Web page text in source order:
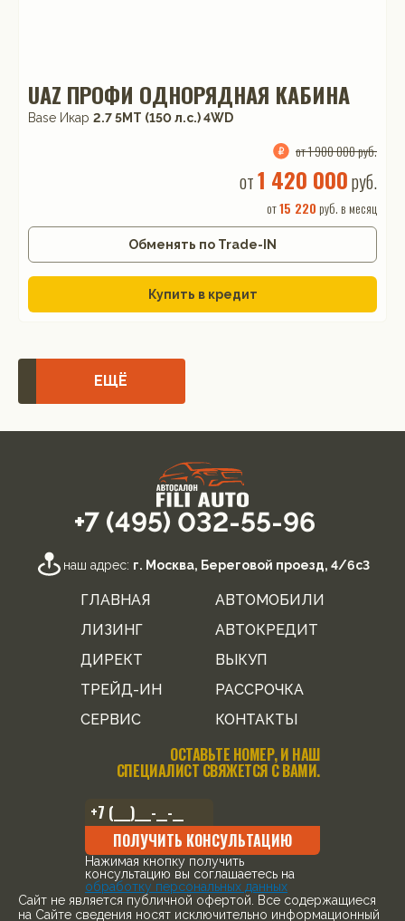
UAZ ПРОФИ ОДНОРЯДНАЯ КАБИНА
Base Икар 2.7 5MT (150 л.с.) 4WD
от 1 900 000 руб.
от1 420 000руб.
от15 220 руб. в месяц
Обменять по Trade-IN
Купить в кредит
ЕЩЁ
+7 (495) 032-55-96
наш адрес: г. Москва, Береговой проезд, 4/6с3
ГЛАВНАЯ
АВТОМОБИЛИ
ЛИЗИНГ
АВТОКРЕДИТ
ДИРЕКТ
ВЫКУП
ТРЕЙД-ИН
РАССРОЧКА
СЕРВИС
КОНТАКТЫ
ОСТАВЬТЕ НОМЕР, И НАШ
СПЕЦИАЛИСТ СВЯЖЕТСЯ С ВАМИ.
ПОЛУЧИТЬ КОНСУЛЬТАЦИЮ
Нажимая кнопку получить
консультацию вы соглашаетесь на
обработку персональных данных
Cайт не является публичной офертой. Все содержащиеся
на Сайте сведения носят исключительно информационный